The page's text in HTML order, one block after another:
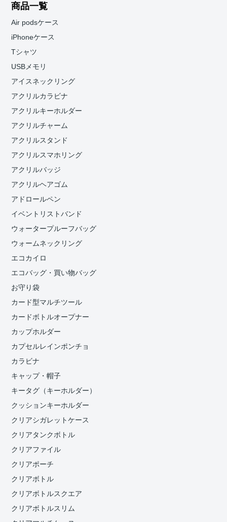
商品一覧
Air podsケース
iPhoneケース
Tシャツ
USBメモリ
アイスネックリング
アクリルカラビナ
アクリルキーホルダー
アクリルチャーム
アクリルスタンド
アクリルスマホリング
アクリルバッジ
アクリルヘアゴム
アドロールペン
イベントリストバンド
ウォータープルーフバッグ
ウォームネックリング
エコカイロ
エコバッグ・買い物バッグ
お守り袋
カード型マルチツール
カードボトルオープナー
カップホルダー
カプセルレインポンチョ
カラビナ
キャップ・帽子
キータグ（キーホルダー）
クッションキーホルダー
クリアシガレットケース
クリアタンクボトル
クリアファイル
クリアポーチ
クリアボトル
クリアボトルスクエア
クリアボトルスリム